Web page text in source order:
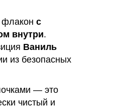
флакон с
внутри.
Ваниль
из безопасных
— это
чистый и